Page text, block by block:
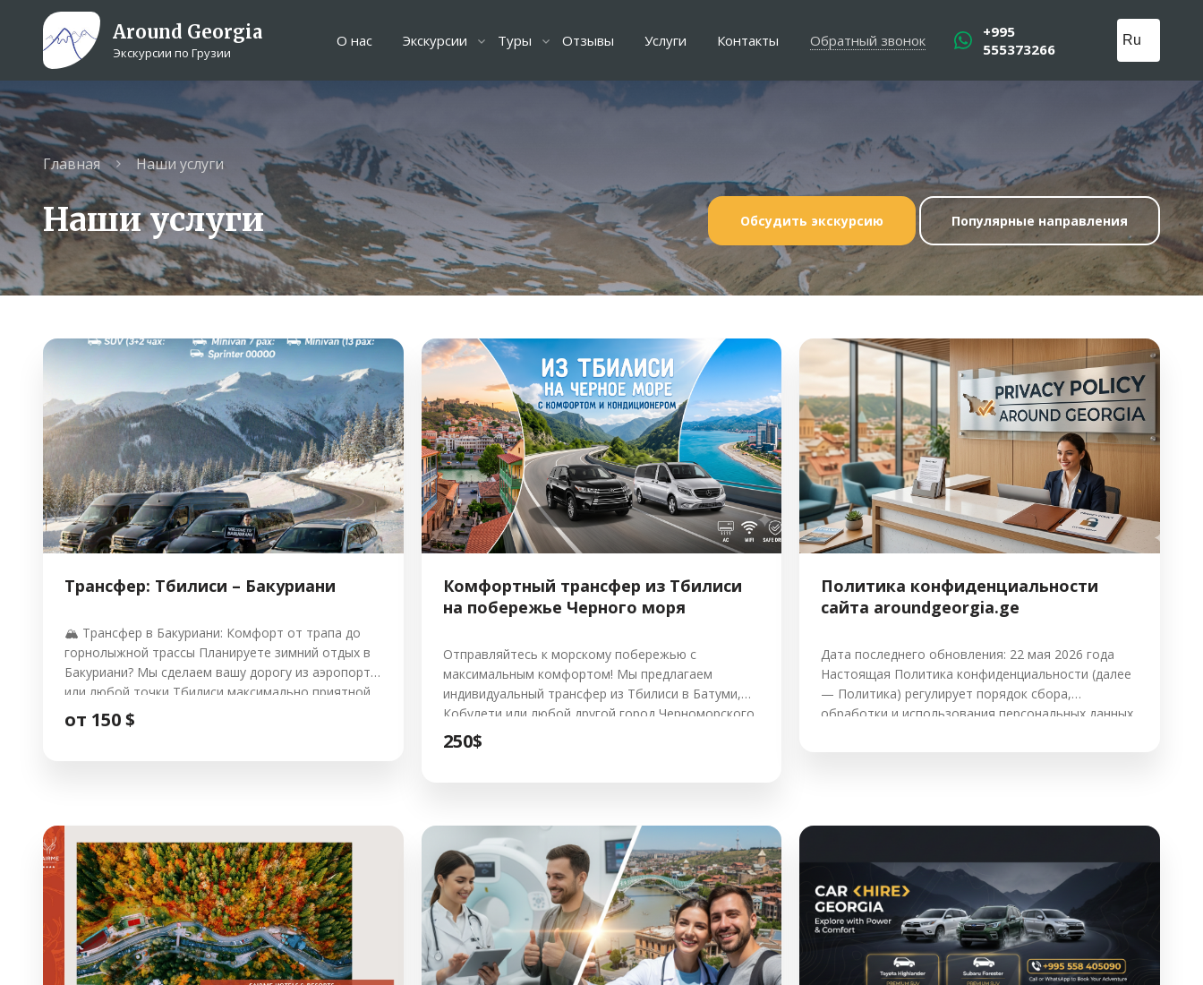
Around Georgia
Экскурсии по Грузии
О нас Экскурсии Туры Отзывы Услуги Контакты Обратный звонок
+995
555373266
Главная Наши услуги
Наши услуги Обсудить экскурсию Популярные направления
Трансфер: Тбилиси – Бакуриани
🏔️ Трансфер в Бакуриани: Комфорт от трапа до
горнолыжной трассы Планируете зимний отдых в
Бакуриани? Мы сделаем вашу дорогу из аэропорта
или любой точки Тбилиси максимально приятной.
Забудьте о хлопотах с багажом и поиске такси —
мы встретим вас с именной табличкой и доставим
от 150 $
Комфортный трансфер из Тбилиси
на побережье Черного моря
Отправляйтесь к морскому побережью с
максимальным комфортом! Мы предлагаем
индивидуальный трансфер из Тбилиси в Батуми,
Кобулети или любой другой город Черноморского
побережья. Забудьте о расписаниях и
переполненном транспорте — путешествуйте в
Забронируйте поездку прямо сейчас и […]
250$
Политика конфиденциальности
сайта aroundgeorgia.ge
Дата последнего обновления: 22 мая 2026 года
Настоящая Политика конфиденциальности (далее
— Политика) регулирует порядок сбора,
обработки и использования персональных данных
заполнение рекламных лид-форм Google Ads